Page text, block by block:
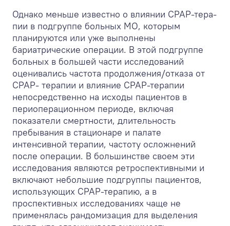
Однако меньше известно о влиянии СРАР-тера-
пии в подгруппе больных МО, которым
планируются или уже выполнены
бариатрические операции. В этой подгруппе
больных в большей части исследований
оценивались частота продолжения/отказа от
СРАР- терапии и влияние СРАР-терапии
непосредственно на исходы пациентов в
периоперационном периоде, включая
показатели смертности, длительность
пребывания в стационаре и палате
интенсивной терапии, частоту осложнений
после операции. В большинстве своем эти
исследования являются ретроспективными и
включают небольшие подгруппы пациентов,
использующих СРАР-терапию, а в
проспективных исследованиях чаще не
применялась рандомизация для выделения